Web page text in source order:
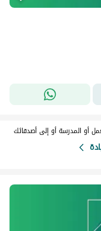
أو المدرسة أو إلى أصدقائك